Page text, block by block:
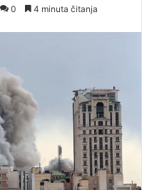
0 4 minuta čitanja